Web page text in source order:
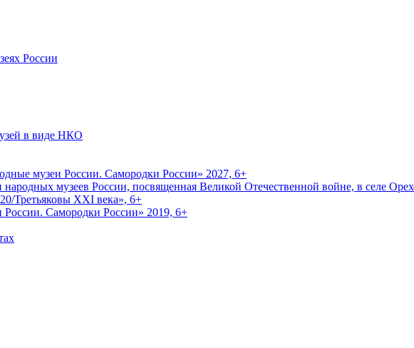
России
в виде НКО
музеи России. Самородки России» 2027, 6+
музеев России, посвященная Великой Отечественной войне, в селе
Третьяковы XXI века», 6+
России. Самородки России» 2019, 6+